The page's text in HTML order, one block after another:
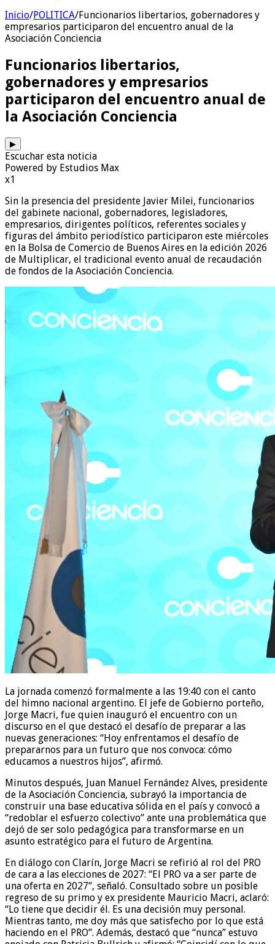
Inicio/POLITICA/Funcionarios libertarios, gobernadores y
empresarios participaron del encuentro anual de la
Asociación Conciencia
Funcionarios libertarios,
gobernadores y empresarios
participaron del encuentro anual de
la Asociación Conciencia
▶
Escuchar esta noticia
Powered by Estudios Max
x1
Sin la presencia del presidente Javier Milei, funcionarios
del gabinete nacional, gobernadores, legisladores,
empresarios, dirigentes políticos, referentes sociales y
figuras del ámbito periodístico participaron este miércoles
en la Bolsa de Comercio de Buenos Aires en la edición 2026
de Multiplicar, el tradicional evento anual de recaudación
de fondos de la Asociación Conciencia.
La jornada comenzó formalmente a las 19:40 con el canto
del himno nacional argentino. El jefe de Gobierno porteño,
Jorge Macri, fue quien inauguró el encuentro con un
discurso en el que destacó el desafío de preparar a las
nuevas generaciones: “Hoy enfrentamos el desafío de
prepararnos para un futuro que nos convoca: cómo
educamos a nuestros hijos”, afirmó.
Minutos después, Juan Manuel Fernández Alves, presidente
de la Asociación Conciencia, subrayó la importancia de
construir una base educativa sólida en el país y convocó a
“redoblar el esfuerzo colectivo” ante una problemática que
dejó de ser solo pedagógica para transformarse en un
asunto estratégico para el futuro de Argentina.
En diálogo con Clarín, Jorge Macri se refirió al rol del PRO
de cara a las elecciones de 2027: “El PRO va a ser parte de
una oferta en 2027”, señaló. Consultado sobre un posible
regreso de su primo y ex presidente Mauricio Macri, aclaró:
“Lo tiene que decidir él. Es una decisión muy personal.
Mientras tanto, me doy más que satisfecho por lo que está
haciendo en el PRO”. Además, destacó que “nunca” estuvo